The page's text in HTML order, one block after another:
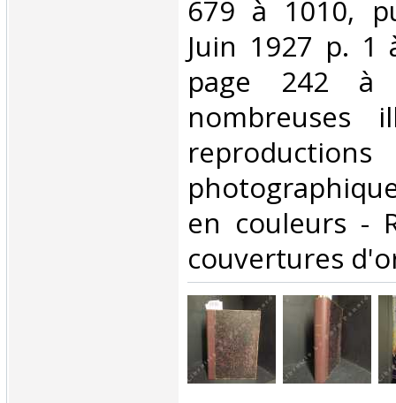
679 à 1010,
Juin 1927 p. 1
page 242 à
nombreuses
reproductions
en couleurs -
couvertures